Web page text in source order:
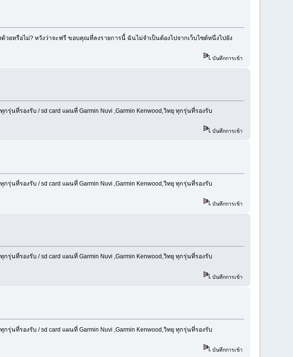
ยหรือไม่? หวังว่าจะฟรี ขอบคุณที่ลงรายการนี้ ฉันไม่จำเป็นต้องไปจากเว็บไซต์หนึ่งไปยัง
บันทึกการเข้า
รุ่นที่รองรับ / sd card แผนที่ Garmin Nuvi ,Garmin Kenwood,วิทยุ ทุกรุ่นที่รองรับ
บันทึกการเข้า
รุ่นที่รองรับ / sd card แผนที่ Garmin Nuvi ,Garmin Kenwood,วิทยุ ทุกรุ่นที่รองรับ
บันทึกการเข้า
รุ่นที่รองรับ / sd card แผนที่ Garmin Nuvi ,Garmin Kenwood,วิทยุ ทุกรุ่นที่รองรับ
บันทึกการเข้า
รุ่นที่รองรับ / sd card แผนที่ Garmin Nuvi ,Garmin Kenwood,วิทยุ ทุกรุ่นที่รองรับ
บันทึกการเข้า